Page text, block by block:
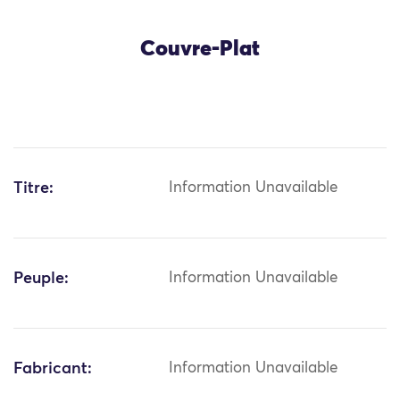
Couvre-Plat
Titre: Information Unavailable
Peuple: Information Unavailable
Fabricant: Information Unavailable